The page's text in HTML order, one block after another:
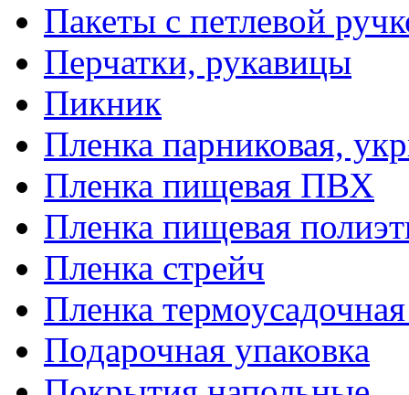
Пакеты с петлевой
Перчатки, рукавицы
Пикник
Пленка парниковая,
Пленка пищевая ПВХ
Пленка пищевая
Пленка стрейч
Пленка
Подарочная упаковка